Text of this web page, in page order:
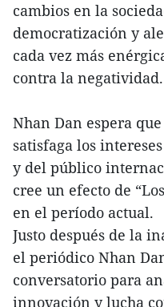
cambios en la
democratización y
cada vez más
contra la negatividad.
Nhan Dan espera
satisfaga los
y del público
cree un efecto de
en el período actual.
Justo después de la
el periódico Nhan
conversatorio para
innovación y lucha